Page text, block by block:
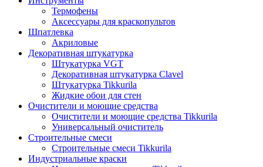
Термофены
Аксессуары для краскопультов
Шпатлевка
Акриловые
Декоративная штукатурка
Штукатурка VGT
Декоративная штукатурка Clavel
Штукатурка Tikkurila
Жидкие обои для стен
Очистители и моющие средства
Очистители и моющие средства Tikkurila
Универсальный очиститель
Строительные смеси
Строительные смеси Tikkurila
Индустриальные краски